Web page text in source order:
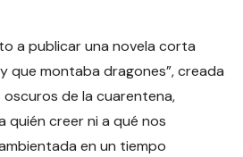
a publicar una novela corta
que montaba dragones”, creada
de la cuarentena,
quién creer ni a qué nos
en un tiempo